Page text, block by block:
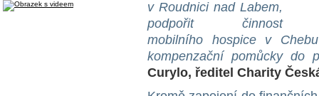
v Roudnici nad Labem,
podpořit činnost
mobilního hospice v
kompenzační pomůcky
Curylo, ředitel Charity